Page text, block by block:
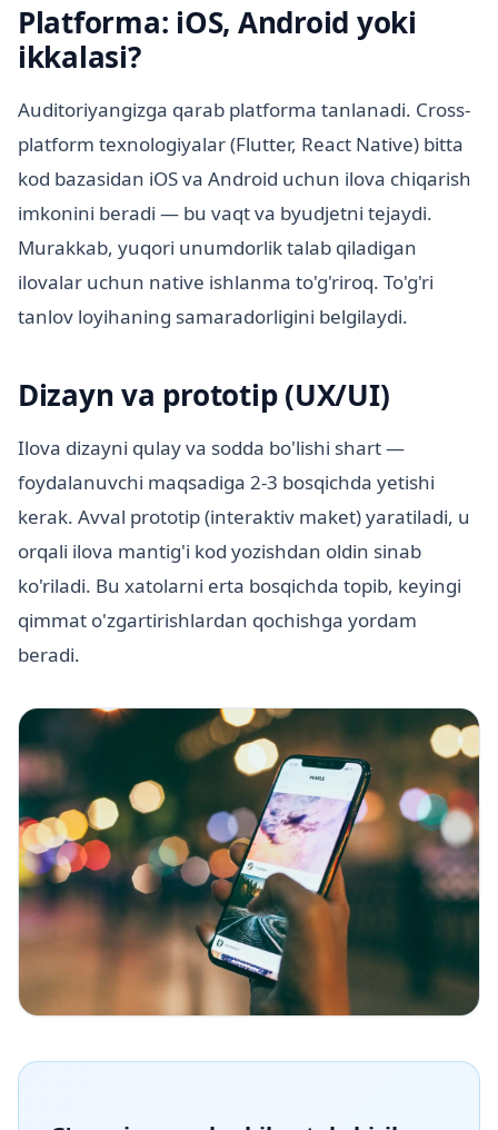
Platforma: iOS, Android yoki
ikkalasi?
Auditoriyangizga qarab platforma tanlanadi. Cross-
platform texnologiyalar (Flutter, React Native) bitta
kod bazasidan iOS va Android uchun ilova chiqarish
imkonini beradi — bu vaqt va byudjetni tejaydi.
Murakkab, yuqori unumdorlik talab qiladigan
ilovalar uchun native ishlanma to'g'riroq. To'g'ri
tanlov loyihaning samaradorligini belgilaydi.
Dizayn va prototip (UX/UI)
Ilova dizayni qulay va sodda bo'lishi shart —
foydalanuvchi maqsadiga 2-3 bosqichda yetishi
kerak. Avval prototip (interaktiv maket) yaratiladi, u
orqali ilova mantig'i kod yozishdan oldin sinab
ko'riladi. Bu xatolarni erta bosqichda topib, keyingi
qimmat o'zgartirishlardan qochishga yordam
beradi.